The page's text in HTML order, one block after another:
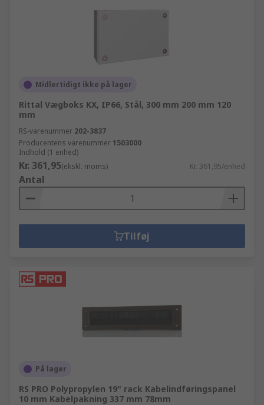
Midlertidigt ikke på lager
Rittal Vægboks KX, IP66, Stål, 300 mm 200 mm 120
mm
RS-varenummer 202-3837
Producentens varenummer 1503000
Indhold (1 enhed)
Kr. 361,95(ekskl. moms) Kr. 361,95/enhed
Antal
Tilføj
På lager
RS PRO Polypropylen 19" rack Kabelindføringspanel
10 mm Kabelpakning 337 mm 78mm